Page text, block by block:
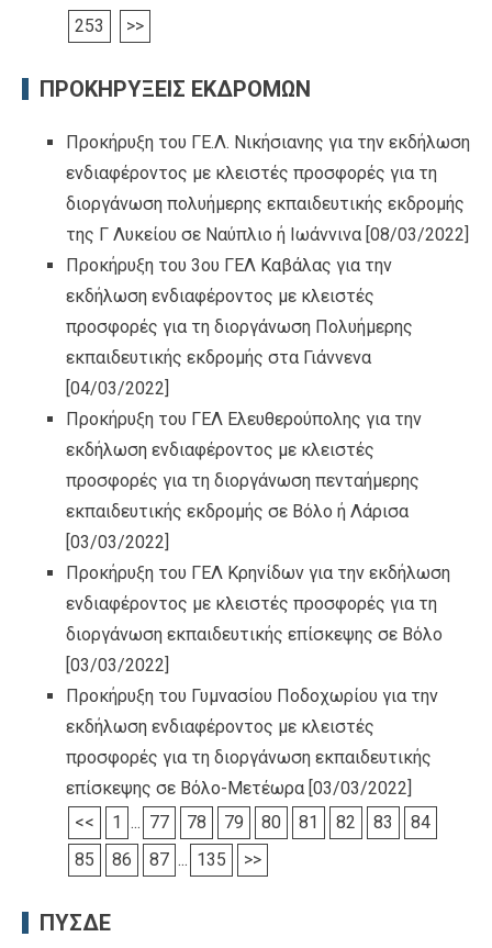
253 >>
ΠΡΟΚΗΡΥΞΕΙΣ ΕΚΔΡΟΜΩΝ
Προκήρυξη του ΓΕ.Λ. Νικήσιανης για την εκδήλωση
ενδιαφέροντος με κλειστές προσφορές για τη
διοργάνωση πολυήμερης εκπαιδευτικής εκδρομής
της Γ Λυκείου σε Ναύπλιο ή Ιωάννινα [08/03/2022]
Προκήρυξη του 3ου ΓΕΛ Καβάλας για την
εκδήλωση ενδιαφέροντος με κλειστές
προσφορές για τη διοργάνωση Πολυήμερης
εκπαιδευτικής εκδρομής στα Γιάννενα
[04/03/2022]
Προκήρυξη του ΓΕΛ Ελευθερούπολης για την
εκδήλωση ενδιαφέροντος με κλειστές
προσφορές για τη διοργάνωση πενταήμερης
εκπαιδευτικής εκδρομής σε Βόλο ή Λάρισα
[03/03/2022]
Προκήρυξη του ΓΕΛ Κρηνίδων για την εκδήλωση
ενδιαφέροντος με κλειστές προσφορές για τη
διοργάνωση εκπαιδευτικής επίσκεψης σε Βόλο
[03/03/2022]
Προκήρυξη του Γυμνασίου Ποδοχωρίου για την
εκδήλωση ενδιαφέροντος με κλειστές
προσφορές για τη διοργάνωση εκπαιδευτικής
επίσκεψης σε Βόλο-Μετέωρα [03/03/2022]
<<
1 ... 77 78 79 80 81 82 83
84
85
86 87 ... 135 >>
ΠΥΣΔΕ